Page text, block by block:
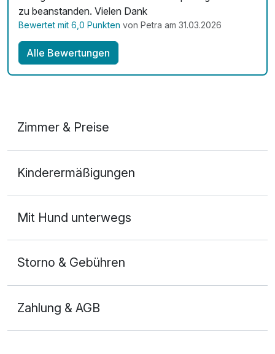
zu beanstanden. Vielen Dank
Bewertet mit 6,0 Punkten von Petra am 31.03.2026
Alle Bewertungen
Zimmer & Preise
2 Erwachsene und 1 Kind
Kinderermäßigungen
Mit Hund unterwegs
Storno & Gebühren
Zahlung & AGB